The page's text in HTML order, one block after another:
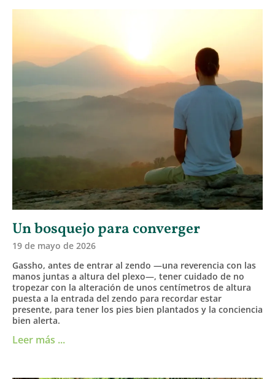
Un bosquejo para converger
19 de mayo de 2026
Gassho, antes de entrar al zendo —una reverencia con las
manos juntas a altura del plexo—, tener cuidado de no
tropezar con la alteración de unos centímetros de altura
puesta a la entrada del zendo para recordar estar
presente, para tener los pies bien plantados y la conciencia
bien alerta.
Leer más ...